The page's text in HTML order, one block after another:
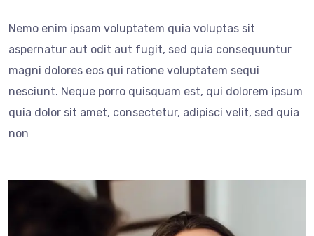
Nemo enim ipsam voluptatem quia voluptas sit
aspernatur aut odit aut fugit, sed quia consequuntur
magni dolores eos qui ratione voluptatem sequi
nesciunt. Neque porro quisquam est, qui dolorem ipsum
quia dolor sit amet, consectetur, adipisci velit, sed quia
non